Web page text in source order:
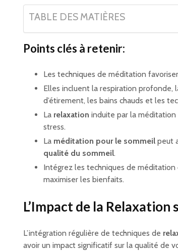
TABLE DES MATIÈRES
Points clés à retenir:
Les techniques de méditation
Elles incluent la respiration profonde,
d’étirement, les bains chauds et les
La relaxation induite par la méditation
stress.
La méditation pour le sommeil peut
qualité du sommeil.
Intégrez les techniques de méditation
maximiser les bienfaits.
L’Impact de la Relaxation
L’intégration régulière de techniques de
avoir un impact significatif sur la qualité de